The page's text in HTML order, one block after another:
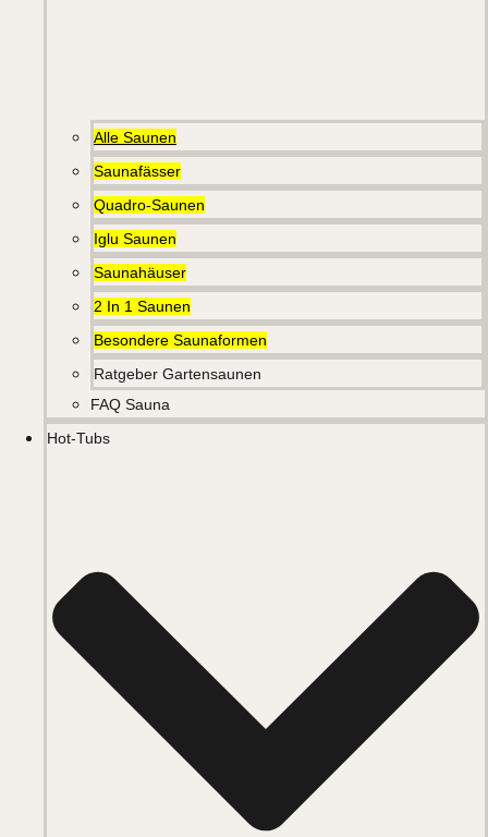
Alle Saunen
Saunafässer
Quadro-Saunen
Iglu Saunen
Saunahäuser
2 In 1 Saunen
Besondere Saunaformen
Ratgeber Gartensaunen
FAQ Sauna
Hot-Tubs